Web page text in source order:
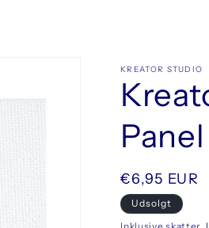
KREATOR STUDIO
Normalpris
€6,95 EUR
Udsolgt